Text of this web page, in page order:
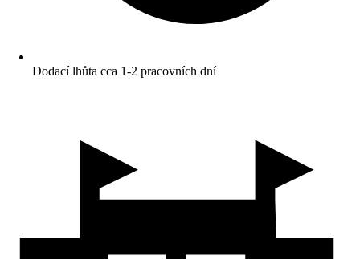
Dodací lhůta cca 1-2 pracovních dní